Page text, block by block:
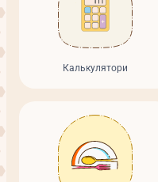
Калькулятори